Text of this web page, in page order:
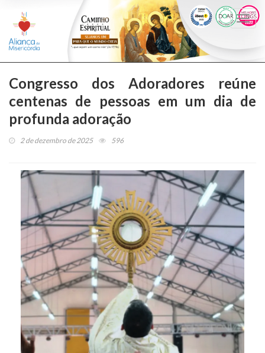
Congresso dos Adoradores reúne
centenas de pessoas em um dia de
profunda adoração
2 de dezembro de 2025 596